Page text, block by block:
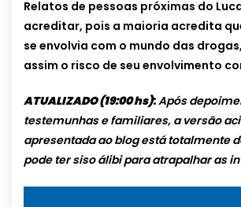
Relatos de pessoas próximas do
acreditar, pois a maioria acredita
se envolvia com o mundo das
assim o risco de seu envolvimento
ATUALIZADO (19:00 hs):Após
testemunhas e familiares, a versão
apresentada ao blog está totalmente
pode ter siso álibi para atrapalhar as